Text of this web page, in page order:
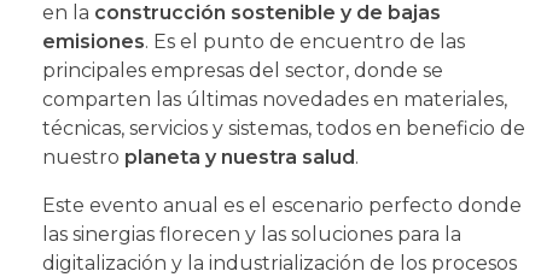
en la construcción sostenible y de bajas
emisiones. Es el punto de encuentro de las
principales empresas del sector, donde se
comparten las últimas novedades en materiales,
técnicas, servicios y sistemas, todos en beneficio de
nuestro planeta y nuestra salud .
Este evento anual es el escenario perfecto donde
las sinergias florecen y las soluciones para la
digitalización y la industrialización de los procesos